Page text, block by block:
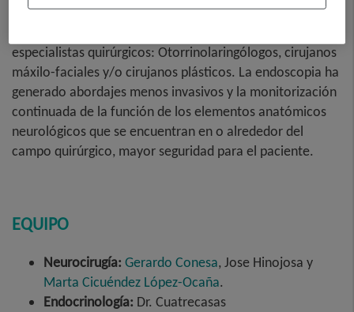
La patología de base de cráneo puede ser muy compleja
especialistas quirúrgicos: Otorrinolaringólogos, cirujanos
máxilo-faciales y/o cirujanos plásticos. La endoscopia ha
generado abordajes menos invasivos y la monitorización
continuada de la función de los elementos anatómicos
neurológicos que se encuentran en o alrededor del
campo quirúrgico, mayor seguridad para el paciente.
EQUIPO
Neurocirugía: Gerardo Conesa, Jose Hinojosa y
Marta Cicuéndez López-Ocaña.
Endocrinología: Dr. Cuatrecasas